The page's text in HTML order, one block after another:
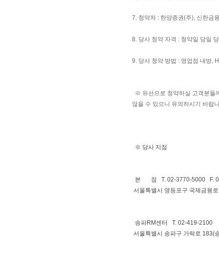
7. 청약처 : 한양증권(주), 신한금
8. 당사 청약 자격 : 청약일 당일
9. 당사 청약 방법 : 영업점 내방,
※ 유선으로 청약하실 고객분들
않을 수 있으니 유의하시기 바랍
※ 당사 지점
본 점 T. 02-3770-5000 F.
서울특별시 영등포구 국제금융
송파RM센터 T. 02-419-2100
서울특별시 송파구 가락로 183(